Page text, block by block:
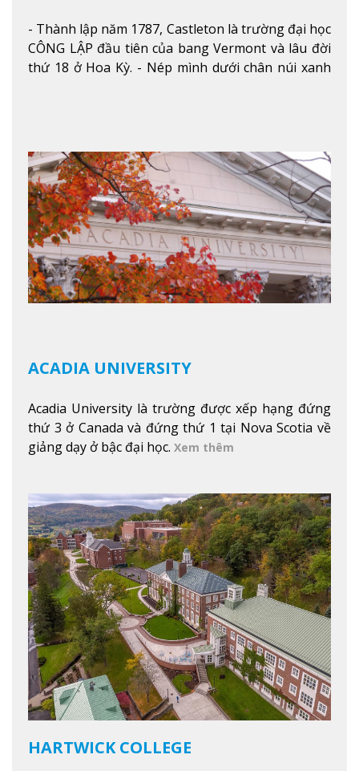
- Thành lập năm 1787, Castleton là trường đại học
CÔNG LẬP đầu tiên của bang Vermont và lâu đời
thứ 18 ở Hoa Kỳ. - Nép mình dưới chân núi xanh
tuyết của trường, sinh viên có thể thưởng thức vẻ
đẹp tự nhiên của Vermont từ mọi góc trong
khuôn viên trường.Xem thêm
ACADIA UNIVERSITY
Acadia University là trường được xếp hạng đứng
thứ 3 ở Canada và đứng thứ 1 tại Nova Scotia về
giảng dạy ở bậc đại học. Xem thêm
HARTWICK COLLEGE